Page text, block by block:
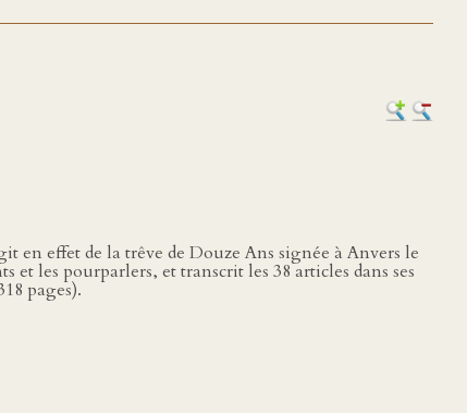
en effet de la trêve de Douze Ans signée à Anvers le
et les pourparlers, et transcrit les 38 articles dans ses
pages).